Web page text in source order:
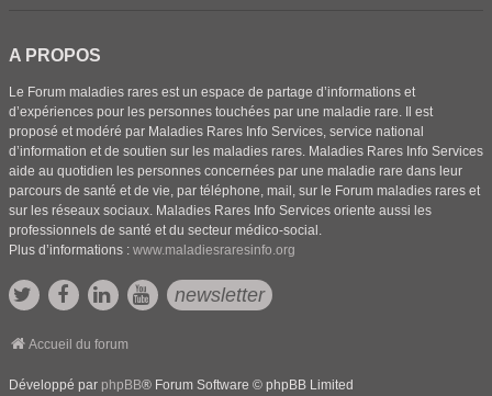
A PROPOS
Le Forum maladies rares est un espace de partage d’informations et
d’expériences pour les personnes touchées par une maladie rare. Il est
proposé et modéré par Maladies Rares Info Services, service national
d’information et de soutien sur les maladies rares. Maladies Rares Info Services
aide au quotidien les personnes concernées par une maladie rare dans leur
parcours de santé et de vie, par téléphone, mail, sur le Forum maladies rares et
sur les réseaux sociaux. Maladies Rares Info Services oriente aussi les
professionnels de santé et du secteur médico-social.
Plus d’informations : www.maladiesraresinfo.org
newsletter
Accueil du forum
Développé par phpBB® Forum Software © phpBB Limited